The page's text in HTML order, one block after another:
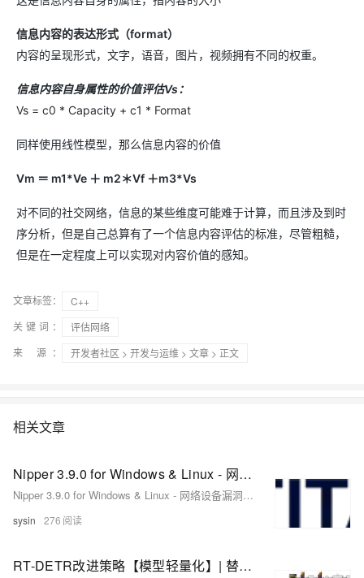
信息内容的表达形式（format）
内容的呈现形式，文字，语音，图片，视频拥有不同的权重。
信息内容自身属性的价值评估Vs：
Vs = c0 * Capacity + c1 * Format
同样使用线性模型，那么信息内容的价值
Vm ＝ m1*Ve ＋ m2＊Vf ＋m3*Vs
对不同的社交网络，信息的某些维度可能难于计算，而且涉及到时
序分析，但是自己总算有了一个信息内容评估的标准，尽管粗糙，
但是在一定程度上可以实现对内容价值的感知。
文章标签：
C++
关键词：
评估网络
来 源：
开发者社区 > 开发与运维 > 文章 > 正文
相关文章
Nipper 3.9.0 for Windows & Linux - 网络设备漏洞评估
Nipper 3.9.0 for Windows & Linux - 网络设备漏洞评估
sysin 276
RT-DETR改进策略【模型轻量化】| 替换骨干网络为 MobileViTv1高效的信息编码与融合模块，获取局部和全局信息